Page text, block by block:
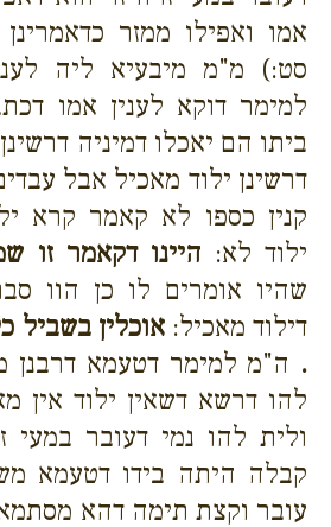
אמו ואפילו ממזר
סט:) מ"מ מיבעיא ליה
למימר דוקא לענין אמו
ביתו הם יאכלו דמיניה
דרשינן ילוד מאכיל אבל
קנין כספו לא קאמר קרא
ילוד לא: היינו דקאמר זו
שהיו אומרים לו כן הוו
דילוד מאכיל:אוכלין
. ה"מ למימר דטעמא דרבנן
להו דרשא דשאין ילוד אין
ולית להו נמי דעובר
קבלה היתה בידו דטעמא
עובר וקצת תימה דהא